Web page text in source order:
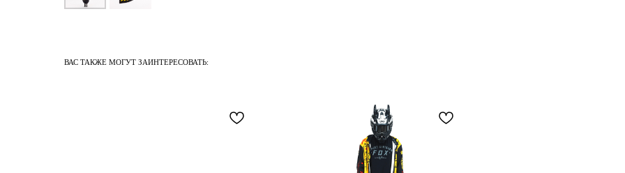
ВАС ТАКЖЕ МОГУТ ЗАИНТЕРЕСОВАТЬ: